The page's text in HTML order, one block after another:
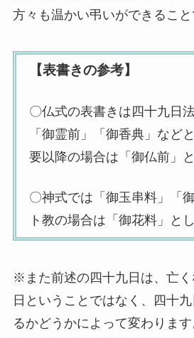
方々も温かい弔いができること
【表書きの参考】
〇仏式の表書きは四十九日
「御霊前」「御香典」など
要以降の場合は「御仏前」と
〇神式では「御玉串料」「
ト教の場合は「御花料」とし
※また前述の四十九日は、亡
日ということではなく、四十
るかどうかによって変わりま